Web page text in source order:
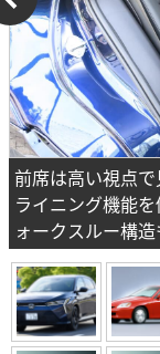
前席は高い視点
ライニング機能
ォークスルー構造